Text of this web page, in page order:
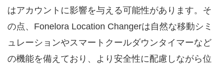
はアカウントに影響を与える可能性があります。そ
の点、Fonelora Location Changerは自然な移動シミ
ュレーションやスマートクールダウンタイマーなど
の機能を備えており、より安全性に配慮しながら位